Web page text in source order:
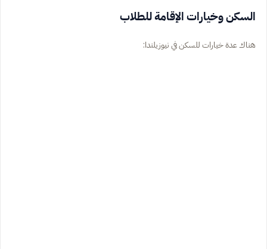
السكن وخيارات الإقامة للطلاب
هناك عدة خيارات للسكن في نيوزيلندا: